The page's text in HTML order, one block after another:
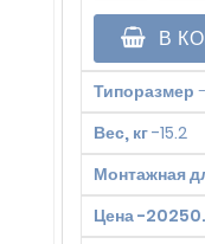
В
Типоразмер -
Вес, кг-15.2
Монтажная
Цена-